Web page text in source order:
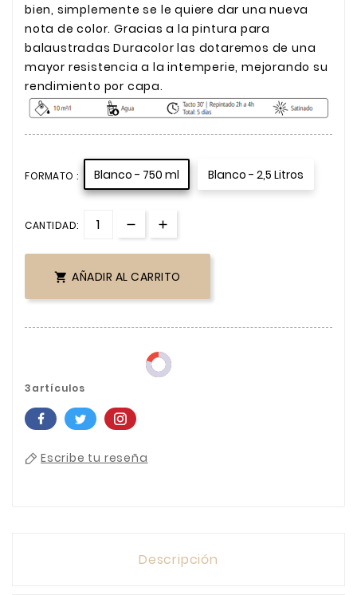
bien, simplemente se le quiere dar una nueva
nota de color. Gracias a la pintura para
balaustradas Duracolor las dotaremos de una
mayor resistencia a la intemperie, mejorando su
rendimiento por capa.
FORMATO : Blanco - 750 ml Blanco - 2,5 Litros
CANTIDAD:
 AÑADIR AL CARRITO
3artículos
Escribe tu reseña
Descripción